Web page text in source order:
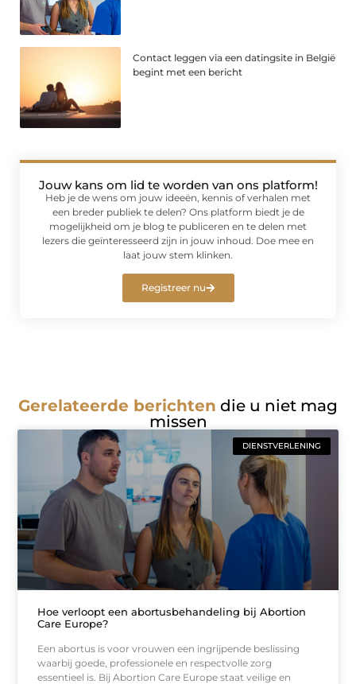
Contact leggen via een datingsite in België
begint met een bericht
Jouw kans om lid te worden van ons platform!
Heb je de wens om jouw ideeën, kennis of verhalen met
een breder publiek te delen? Ons platform biedt je de
mogelijkheid om je blog te publiceren en te delen met
lezers die geïnteresseerd zijn in jouw inhoud. Doe mee en
laat jouw stem klinken.
Registreer nu
Gerelateerde berichten die u niet mag
missen
DIENSTVERLENING
Hoe verloopt een abortusbehandeling bij Abortion
Care Europe?
Een abortus is voor vrouwen een ingrijpende beslissing
waarbij goede, professionele en respectvolle zorg
essentieel is. Bij Abortion Care Europe staat veilige en